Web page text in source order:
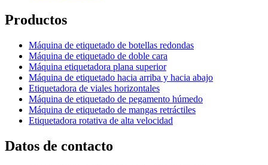
Productos
Máquina de etiquetado de botellas redondas
Máquina de etiquetado de doble cara
Máquina etiquetadora plana superior
Máquina de etiquetado hacia arriba y hacia abajo
Etiquetadora de viales horizontales
Máquina de etiquetado de pegamento húmedo
Máquina de etiquetado de mangas retráctiles
Etiquetadora rotativa de alta velocidad
Datos de contacto